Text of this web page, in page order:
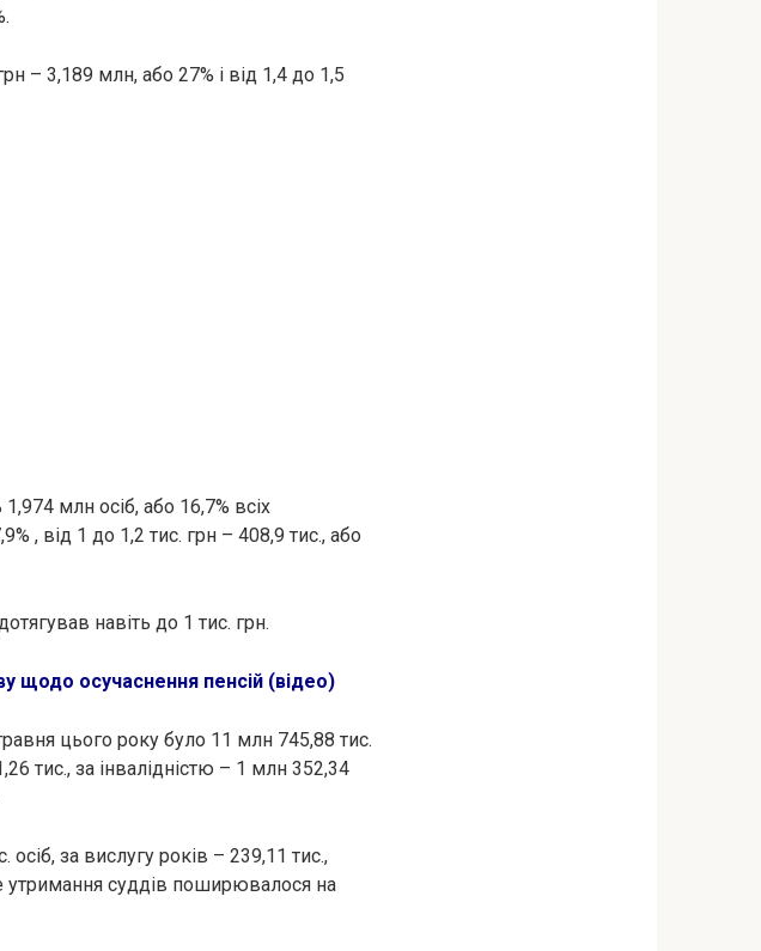
– 3,189 млн, або 27% і від 1,4 до 1,5
млн осіб, або 16,7% всіх
, від 1 до 1,2 тис. грн – 408,9 тис., або
навіть до 1 тис. грн.
щодо осучаснення пенсій (відео)
цього року було 11 млн 745,88 тис.
тис., за інвалідністю – 1 млн 352,34
за вислугу років – 239,11 тис.,
утримання суддів поширювалося на